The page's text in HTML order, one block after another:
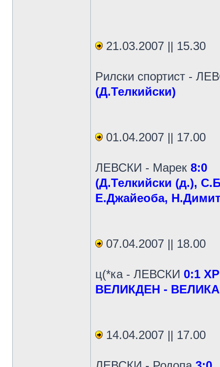
21.03.2007 || 15.30
Рилски спортист -
(Д.Телкийски)
01.04.2007 || 17.00
ЛЕВСКИ - Марек 8:0
(Д.Телкийски (д.),
Е.Джайеоба,
07.04.2007 || 18.00
ц(*ка - ЛЕВСКИ 0:1
ВЕЛИКДЕН -
14.04.2007 || 17.00